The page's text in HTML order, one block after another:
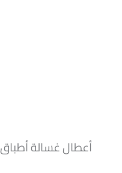
أعطال غسالة